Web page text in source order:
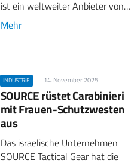
ist ein weltweiter Anbieter von…
Mehr
INDUSTRIE 14. November 2025
SOURCE rüstet Carabinieri
mit Frauen-Schutzwesten
aus
Das israelische Unternehmen
SOURCE Tactical Gear hat die